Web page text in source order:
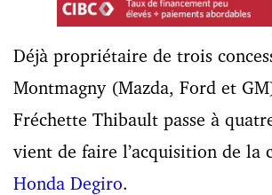
Déjà propriétaire de trois
Montmagny (Mazda, Ford et
Fréchette Thibault passe à
vient de faire l’acquisition de la
Honda Degiro.